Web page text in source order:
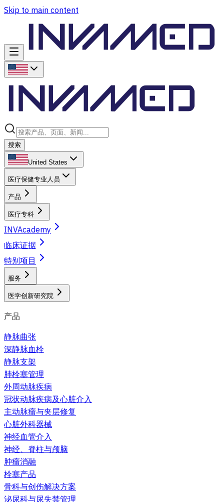
Skip to main content
搜索
United States
医疗保健专业人员
产品
医疗专科
INVAcademy
临床证据
特别项目
服务
医学创新研究院
产品
静脉曲张
深静脉血栓
静脉支架
肺栓塞管理
外周动脉疾病
冠状动脉疾病及心脏介入
主动脉瘤与夹层修复
心脏外科器械
神经血管介入
神经、脊柱与颅脑
肿瘤消融
栓塞产品
骨科与创伤解决方案
泌尿科与尿失禁管理